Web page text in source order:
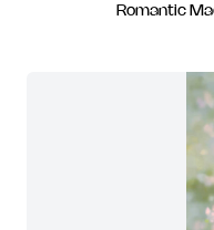
Romantic